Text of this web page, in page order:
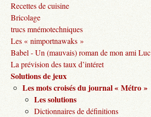
Recettes de cuisine
Bricolage
trucs mnémotechniques
Les « nimportnawaks »
Babel - Un (mauvais) roman de mon ami Luc
La prévision des taux d’intéret
Solutions de jeux
Les mots croisés du journal « Métro »
Les solutions
Dictionnaires de définitions